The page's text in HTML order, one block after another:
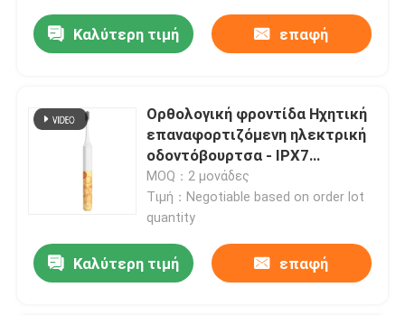
Επισκεψή εργοστασίου
Επικοινωνήστε μαζί μας
Ζητήστε μια προσφορά
Καλύτερη τιμή επαφή
Ορθολογική φροντίδα Ηχητική
επαναφορτιζόμενη ηλεκτρική
οδοντόβουρτσα - IPX7
Αδιάβροχη για ενήλικες και
εφήβους
MOQ：2 μονάδες
Τιμή：Negotiable based on order lot
quantity
Καλύτερη τιμή επαφή